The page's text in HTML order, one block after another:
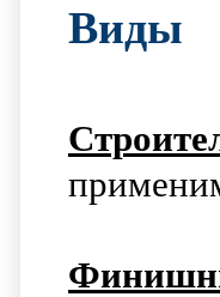
Виды